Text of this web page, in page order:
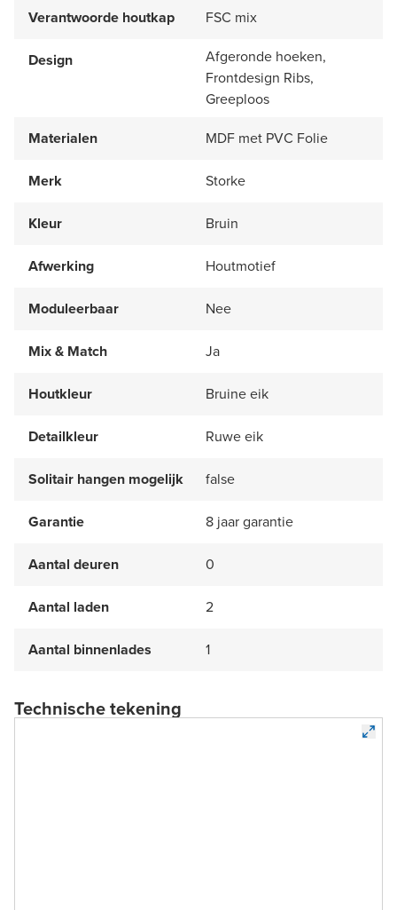
Verantwoorde houtkap FSC mix
Design
Afgeronde hoeken,
Frontdesign Ribs,
Greeploos
Materialen
MDF met PVC Folie
Merk Storke
Kleur Bruin
Afwerking Houtmotief
Moduleerbaar Nee
Mix & Match Ja
Houtkleur Bruine eik
Detailkleur Ruwe eik
Solitair hangen mogelijk false
Garantie 8 jaar garantie
Aantal deuren 0
Aantal laden 2
Aantal binnenlades 1
Technische tekening